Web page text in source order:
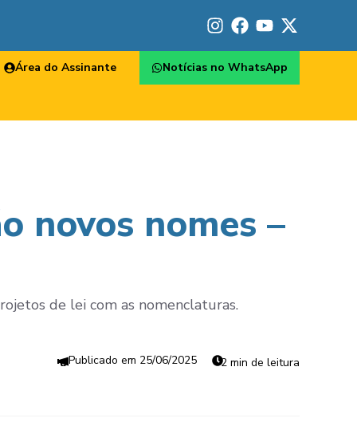
Área do Assinante Notícias no WhatsApp
novos nomes –
de lei com as nomenclaturas.
25/06/2025 2 min de leitura